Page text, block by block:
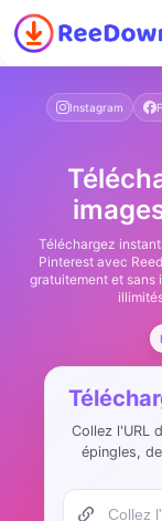
Instagram
Téléchargez
Pinterest avec
gratuitement et sans
Collez l'URL
épingles,